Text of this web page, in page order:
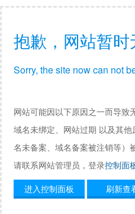
抱歉，网站暂时
Sorry, the site now can not
网站可能因以下原因之一而导致
域名未绑定、网站过期 以及其
名未备案、域名备案被注销等）
请联系网站管理员，登录控制面
进入控制面板
刷新查